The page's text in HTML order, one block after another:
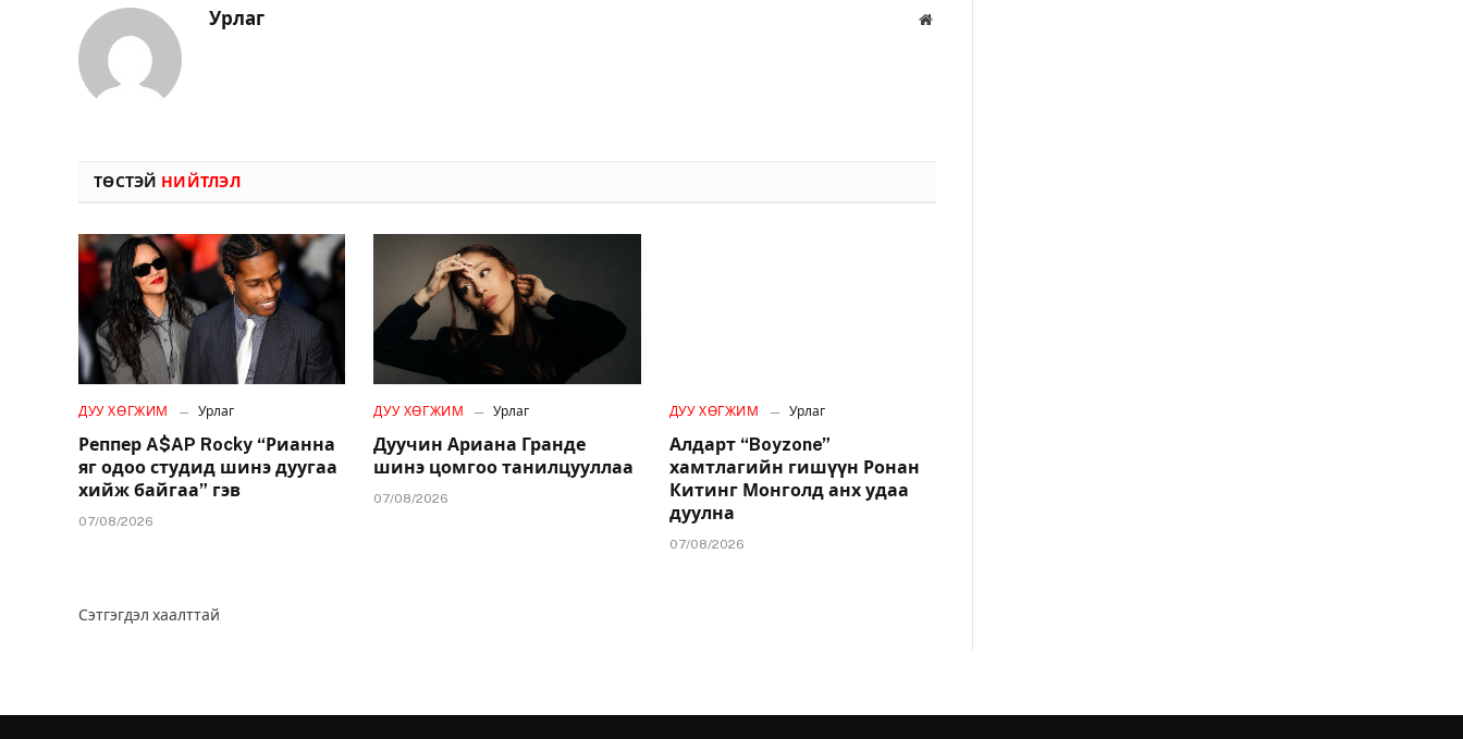
Урлаг Вэбсайт
ТӨСТЭЙ НИЙТЛЭЛ
ДУУ ХӨГЖИМ Урлаг
Реппер A$AP Rocky “Рианна
яг одоо студид шинэ дуугаа
хийж байгаа” гэв
07/08/2026
ДУУ ХӨГЖИМ Урлаг
Дуучин Ариана Гранде
шинэ цомгоо танилцууллаа
07/08/2026
ДУУ ХӨГЖИМ Урлаг
Алдарт “Boyzone”
хамтлагийн гишүүн Ронан
Китинг Монголд анх удаа
дуулна
07/08/2026
Сэтгэгдэл хаалттай